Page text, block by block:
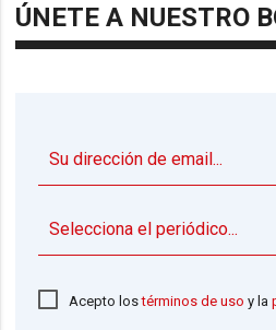
ÚNETE A NUESTRO
Acepto lostérminos de uso y la